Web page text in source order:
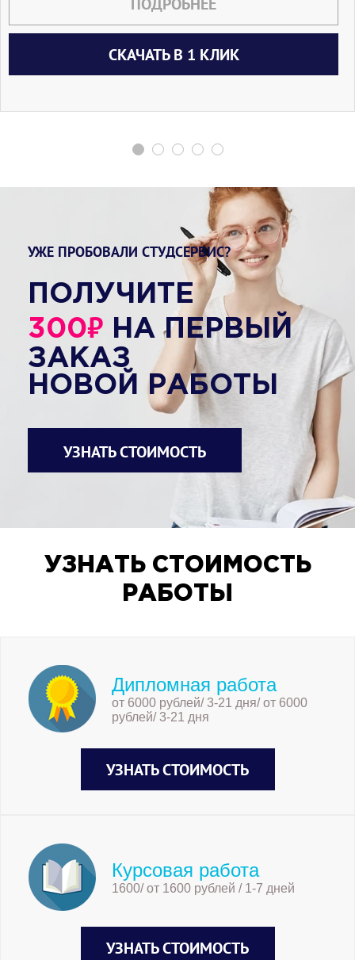
ПОДРОБНЕЕ
СКАЧАТЬ В 1 КЛИК
УЖЕ ПРОБОВАЛИ СТУДСЕРВИС?
ПОЛУЧИТЕ
300₽ НА ПЕРВЫЙ
ЗАКАЗ
НОВОЙ РАБОТЫ
УЗНАТЬ СТОИМОСТЬ
УЗНАТЬ СТОИМОСТЬ
РАБОТЫ
Дипломная работа
от 6000 рублей/ 3-21 дня/ от 6000
рублей/ 3-21 дня
УЗНАТЬ СТОИМОСТЬ
Курсовая работа
1600/ от 1600 рублей / 1-7 дней
УЗНАТЬ СТОИМОСТЬ